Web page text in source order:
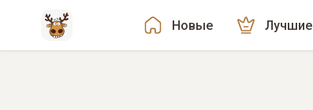
Новые Лучшие